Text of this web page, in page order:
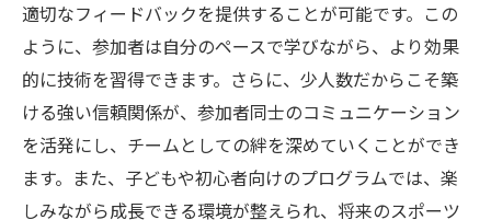
適切なフィードバックを提供することが可能です。この
ように、参加者は自分のペースで学びながら、より効果
的に技術を習得できます。さらに、少人数だからこそ築
ける強い信頼関係が、参加者同士のコミュニケーション
を活発にし、チームとしての絆を深めていくことができ
ます。また、子どもや初心者向けのプログラムでは、楽
しみながら成長できる環境が整えられ、将来のスポーツ